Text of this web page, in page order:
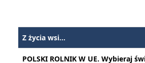
Z życia wsi...
POLSKI ROLNIK W UE. Wybieraj